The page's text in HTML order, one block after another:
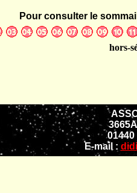
Pour consulter le
hors-
01440
E-mail :